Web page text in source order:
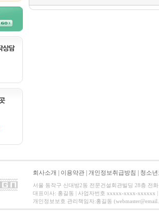
회사소개 이용약관 개인정보취급방침 청소
서울 동작구 신대방2동 전문건설회관빌딩 28층 전
대표이사: 홍길동 | 사업자번호 xxxxx-xxxx-xxxxxx
개인정보보호 관리책임자:홍길동